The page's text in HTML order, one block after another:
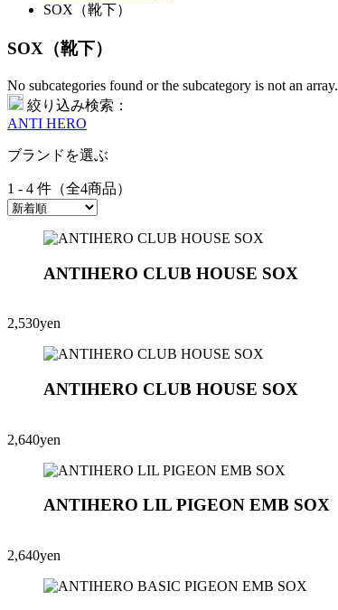
SOX（靴下）
SOX（靴下）
No subcategories found or the subcategory is not an array.
絞り込み検索：
ANTI HERO
ブランドを選ぶ
1 - 4 件（全4商品）
ANTIHERO CLUB HOUSE SOX
2,530yen
ANTIHERO CLUB HOUSE SOX
2,640yen
ANTIHERO LIL PIGEON EMB SOX
2,640yen